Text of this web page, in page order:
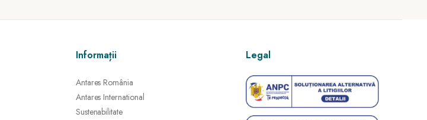
Informații
Antares România
Antares International
Sustenabilitate
Legal